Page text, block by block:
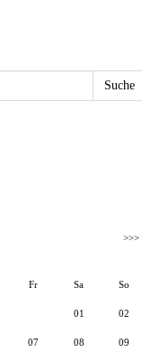
>>>
Fr Sa So
01 02
07 08 09